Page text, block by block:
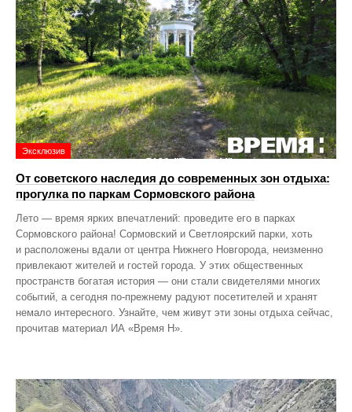
Эксклюзив
От советского наследия до современных зон отдыха:
прогулка по паркам Сормовского района
Лето — время ярких впечатлений: проведите его в парках
Сормовского района! Сормовский и Светлоярский парки, хоть
и расположены вдали от центра Нижнего Новгорода, неизменно
привлекают жителей и гостей города. У этих общественных
пространств богатая история — они стали свидетелями многих
событий, а сегодня по‑прежнему радуют посетителей и хранят
немало интересного. Узнайте, чем живут эти зоны отдыха сейчас,
прочитав материал ИА «Время Н».